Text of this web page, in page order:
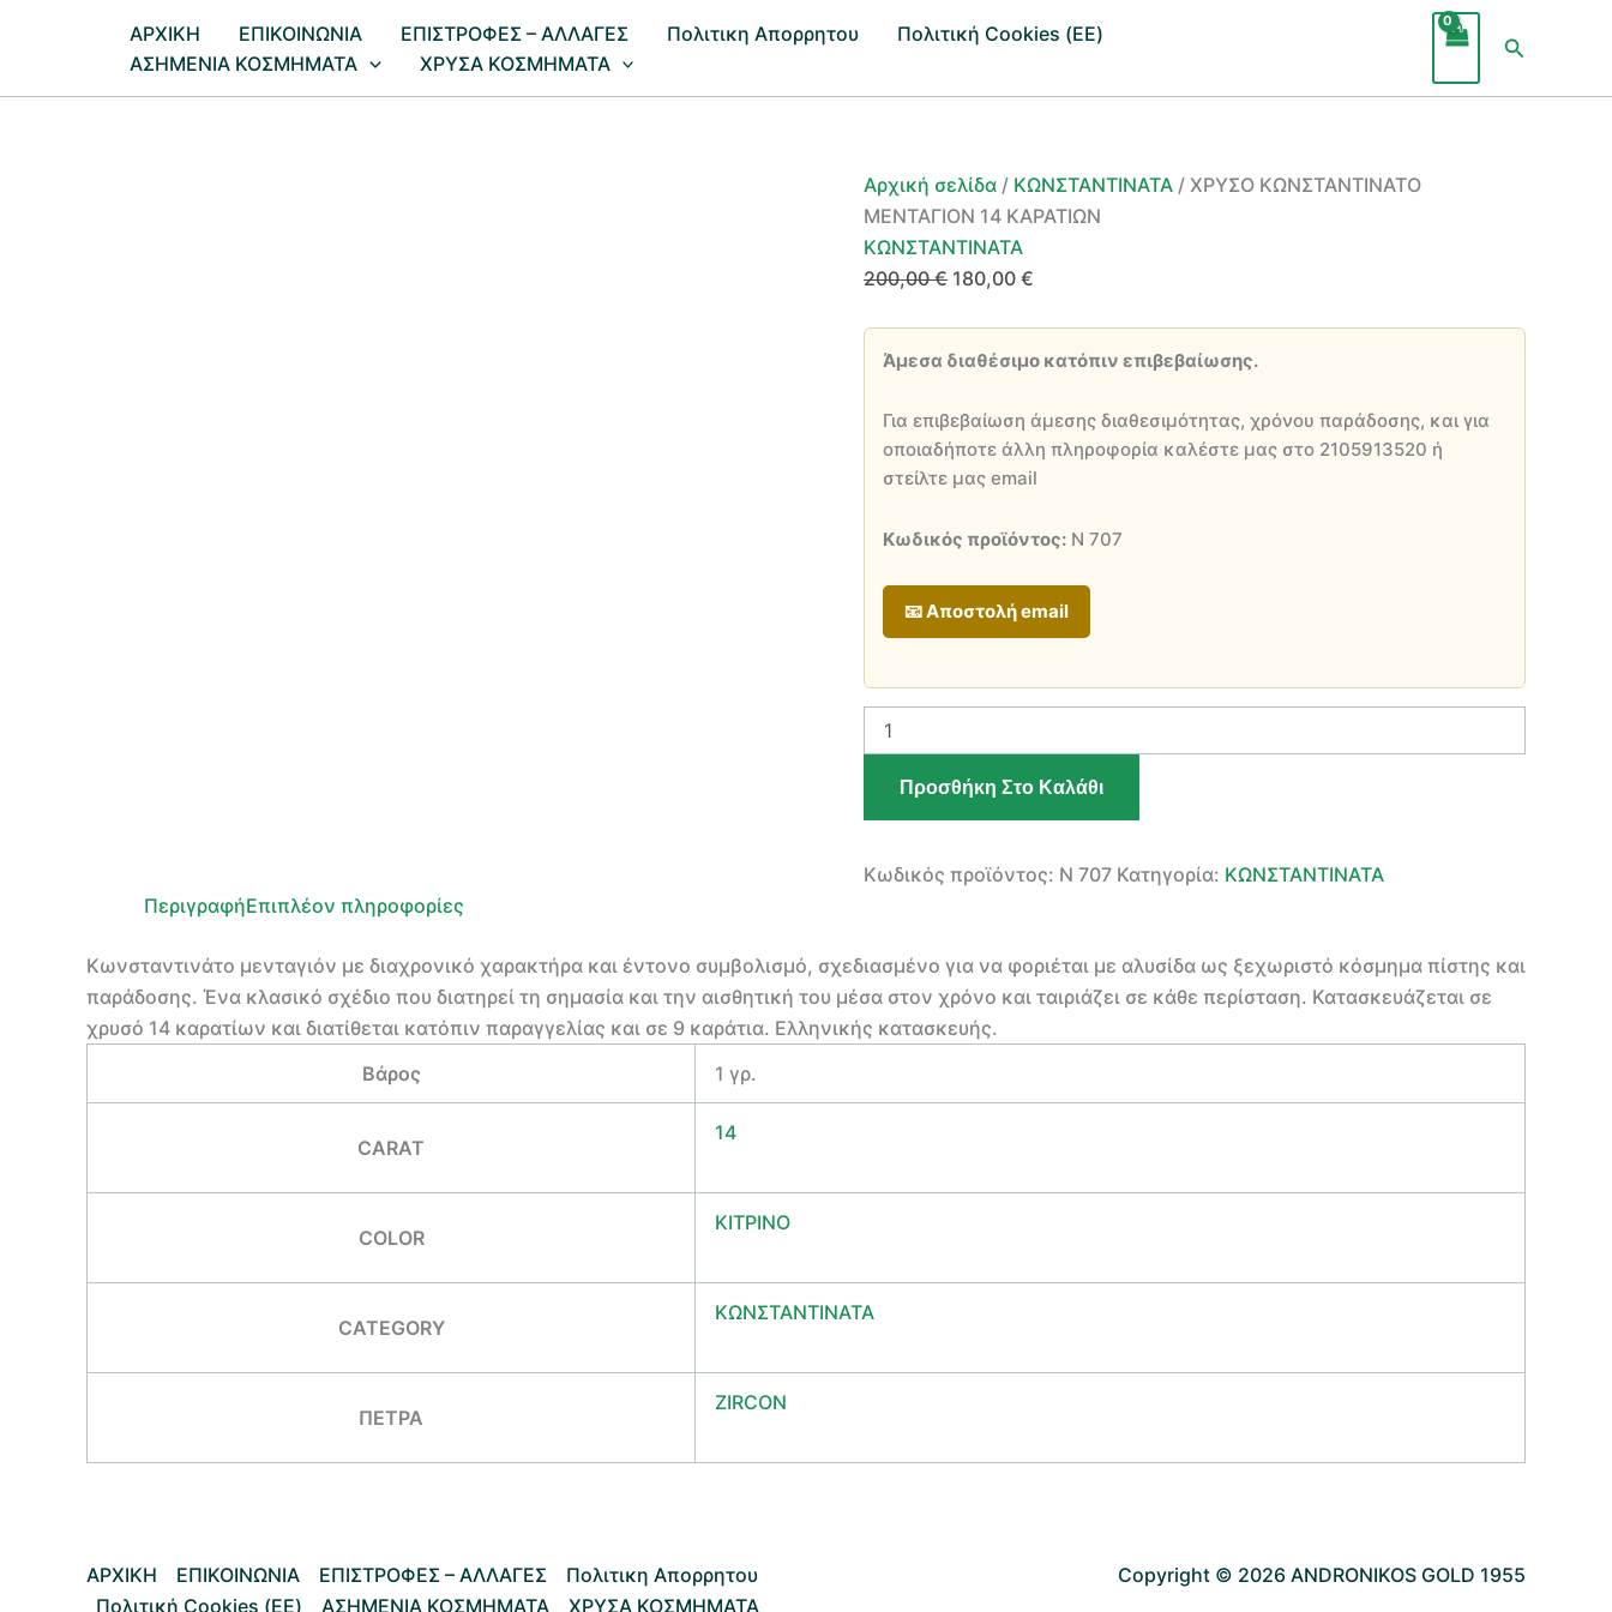
AΡΧΙΚΗ ΕΠΙΚΟΙΝΩΝΙΑ EΠΙΣΤΡΟΦΕΣ – ΑΛΛΑΓΕΣ Πολιτικη Απορρητου
Πολιτική Cookies (ΕΕ)
ΑΣΗΜΕΝΙΑ ΚΟΣΜΗΜΑΤΑ
ΧΡΥΣΑ ΚΟΣΜΗΜΑΤΑ
Αρχική σελίδα / ΚΩΝΣΤΑΝΤΙΝΑΤΑ / ΧΡΥΣΟ ΚΩΝΣΤΑΝΤΙΝΑΤΟ
ΜΕΝΤΑΓΙΟΝ 14 ΚΑΡΑΤΙΩΝ
ΚΩΝΣΤΑΝΤΙΝΑΤΑ
200,00€ Original
200,00 €.
180,00 €
είναι:
Άμεσα διαθέσιμο κατόπιν επιβεβαίωσης.
Για επιβεβαίωση άμεσης διαθεσιμότητας, χρόνου παράδοσης, και για
οποιαδήποτε άλλη πληροφορία καλέστε μας στο 2105913520 ή
στείλτε μας email
Κωδικός προϊόντος: Ν 707
📧 Αποστολή email
ΚΩΝΣΤΑΝΤΙΝΑΤΟ
Προσθήκη Στο Καλάθι
Κωδικός προϊόντος: Ν 707 Κατηγορία: ΚΩΝΣΤΑΝΤΙΝΑΤΑ
ΠεριγραφήΕπιπλέον πληροφορίες
Κωνσταντινάτο μενταγιόν με διαχρονικό χαρακτήρα και έντονο συμβολισμό, σχεδιασμένο για να φοριέται με αλυσίδα ως ξεχωριστό κόσμημα πίστης και
παράδοσης. Ένα κλασικό σχέδιο που διατηρεί τη σημασία και την αισθητική του μέσα στον χρόνο και ταιριάζει σε κάθε περίσταση. Κατασκευάζεται σε
χρυσό 14 καρατίων και διατίθεται κατόπιν παραγγελίας και σε 9 καράτια. Ελληνικής κατασκευής.
Βάρος
1 γρ.
CARAT
14
COLOR
ΚΙΤΡΙΝΟ
CATEGORY
ΚΩΝΣΤΑΝΤΙΝΑΤΑ
ΠΕΤΡΑ
ZIRCON
AΡΧΙΚΗ ΕΠΙΚΟΙΝΩΝΙΑ EΠΙΣΤΡΟΦΕΣ – ΑΛΛΑΓΕΣ
Πολιτικη Απορρητου
Πολιτική Cookies (ΕΕ)
ΑΣΗΜΕΝΙΑ ΚΟΣΜΗΜΑΤΑ ΧΡΥΣΑ ΚΟΣΜΗΜΑΤΑ
Copyright © 2026 ANDRONIKOS GOLD 1955